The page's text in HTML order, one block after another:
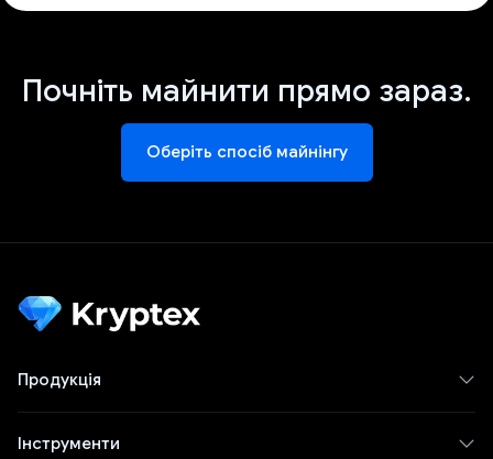
Почніть майнити прямо зараз.
Оберіть спосіб майнінгу
Продукція
Інструменти